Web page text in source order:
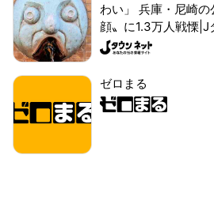
わい」 兵庫・尼崎
顔〟に1.3万人戦慄|J
ゼロまる